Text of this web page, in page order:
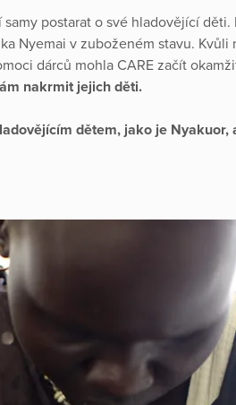
postarat o své hladovějící děti.
Nyemai v zuboženém stavu. Kvůli
dárců mohla CARE začít
nakrmit jejich děti.
dětem, jako je Nyakuor,